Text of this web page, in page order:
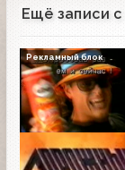
Ещё записи
Рекламный блок